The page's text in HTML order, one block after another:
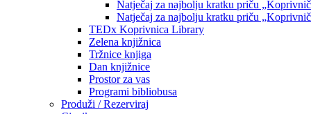
Natječaj za najbolju kratku priču
Natječaj za najbolju kratku priču
TEDx Koprivnica Library
Zelena knjižnica
Tržnice knjiga
Dan knjižnice
Prostor za vas
Programi bibliobusa
Produži / Rezerviraj